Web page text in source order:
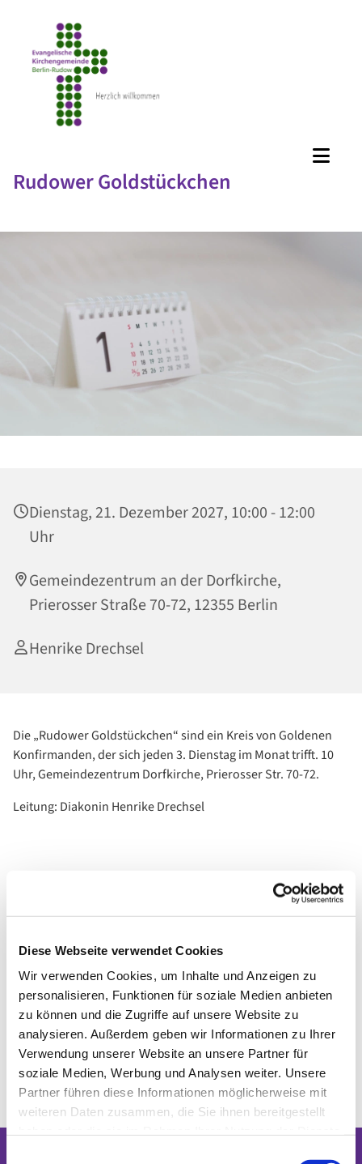
Diese Webseite verwendet Cookies
Wir verwenden Cookies, um Inhalte und Anzeigen zu
personalisieren, Funktionen für soziale Medien anbieten
zu können und die Zugriffe auf unsere Website zu
analysieren. Außerdem geben wir Informationen zu Ihrer
Verwendung unserer Website an unsere Partner für
soziale Medien, Werbung und Analysen weiter. Unsere
Partner führen diese Informationen möglicherweise mit
weiteren Daten zusammen, die Sie ihnen bereitgestellt
Rudower Goldstückchen
Dienstag, 21. Dezember 2027, 10:00 - 12:00
Uhr
Gemeindezentrum an der Dorfkirche,
Prierosser Straße 70-72, 12355 Berlin
Henrike Drechsel
Die „Rudower Goldstückchen“ sind ein Kreis von Goldenen
Konfirmanden, der sich jeden 3. Dienstag im Monat trifft. 10
Uhr, Gemeindezentrum Dorfkirche, Prierosser Str. 70-72.
Leitung: Diakonin Henrike Drechsel